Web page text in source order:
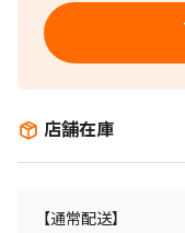
店舗在庫
【通常配送】